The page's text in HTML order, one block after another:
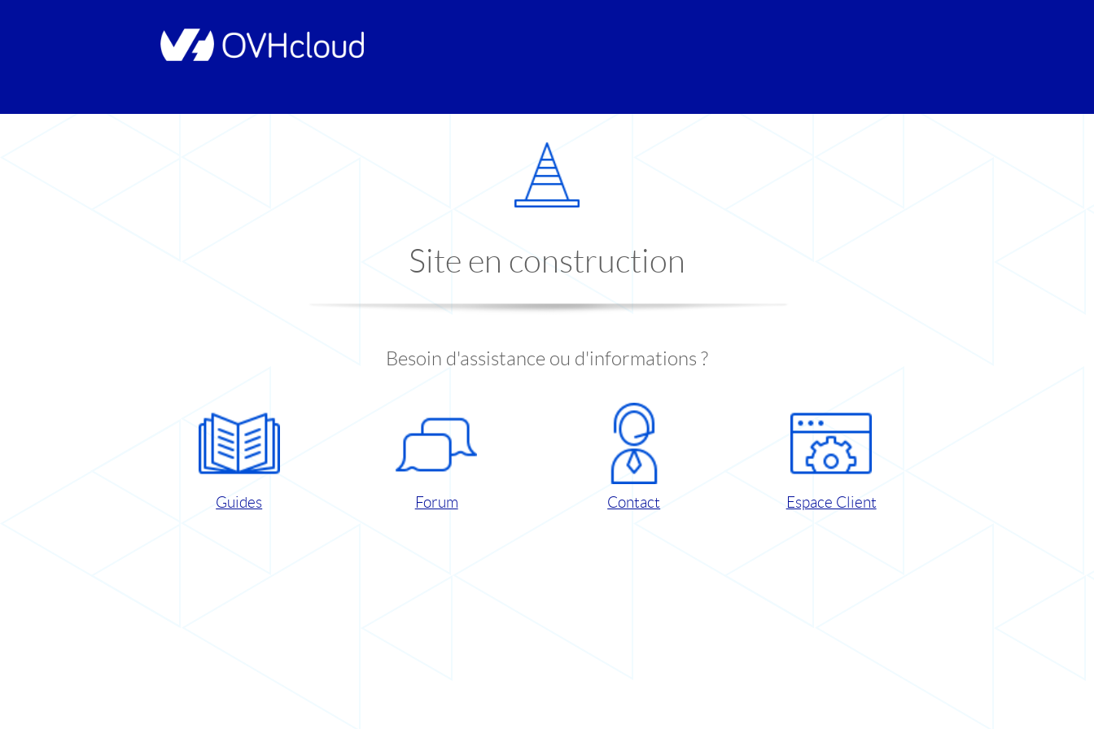
Site en construction
Besoin d'assistance ou d'informations ?
Guides Forum Contact Espace Client